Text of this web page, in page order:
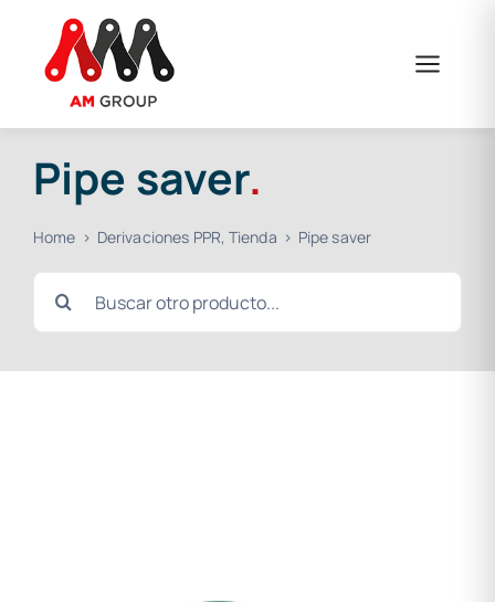
content
Pipe saver.
Home Derivaciones PPR Tienda Pipe saver
Search
for: